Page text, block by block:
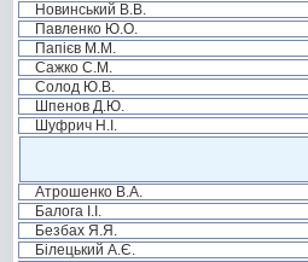
Новинський В.В.
Павленко Ю.О.
Папієв М.М.
Сажко С.М.
Солод Ю.В.
Шпенов Д.Ю.
Шуфрич Н.І.
Атрошенко В.А.
Балога І.І.
Безбах Я.Я.
Білецький А.Є.